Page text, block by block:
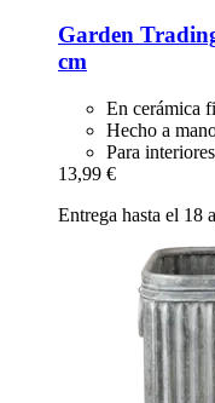
Garden
cm
En cerámica
Hecho a
Para interiores
13,99 €
Entrega hasta el 18